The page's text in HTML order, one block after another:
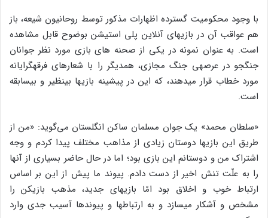
با وجود محکومیت گسترده اظهارات مذکور توسط روحانیون شیعه، باز
هم عواقب آن در بازی‏های آنلاین پلی استیشن بوضوح قابل مشاهده
است. به عنوان نمونه در یکی از صحنه های بازی مورد نظر جوانان
جنگجو در عرصه‏ی جنگ مجازی، همدیگر را با شعارهای فرقه‏گرایانه
مورد خطاب قرار می‏دهند، که این در پیشینه بازی‏ها بی‏نظیر و بی‏سابقه
است.
«سلطان محمد» یک جوان مسلمان ساکن انگلستان می‌گوید: «من از
طریق این بازی‎ها دوستان زیادی از مذاهب مختلف پیدا کردم و وجه
اشتراک من و دوستانم این بازی بود؛ اما در حال حاضر بسیاری از آنها
را به علّت تنش اخیر از دست دادم. پیوند ما پیش از این بر اساس
ارتباط خوب و اخلاق بود امّا بازی‏های جدید، مذهب بازیکن را
مشخص و آشکار می‏سازد و به ارتباط‏ها و پیوندها آسیب جدی وارد